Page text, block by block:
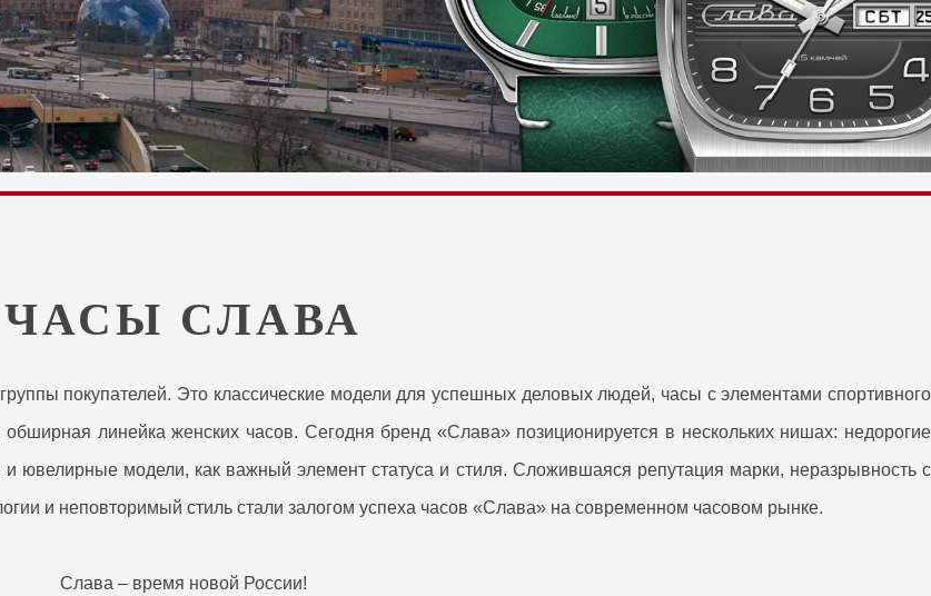
ЧАСЫ СЛАВА
покупателей. Это классические модели для успешных деловых людей, часы с элементами спортивного
линейка женских часов. Сегодня бренд «Слава» позиционируется в нескольких нишах: недорогие
и ювелирные модели, как важный элемент статуса и стиля. Сложившаяся репутация марки, неразрывность с
и неповторимый стиль стали залогом успеха часов «Слава» на современном часовом рынке.
Слава – время новой России!